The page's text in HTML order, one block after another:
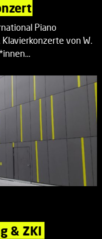
Piano
von W.
& ZKI